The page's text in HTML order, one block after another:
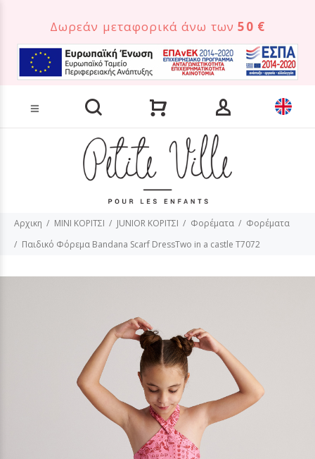
Δωρεάν μεταφορικά άνω των50 €
Αρχικη MINI ΚΟΡΙΤΣΙ JUNIOR ΚΟΡΙΤΣΙ Φορέματα
Φορέματα
Παιδικό Φόρεμα Bandana Scarf DressTwo in a castle T7072